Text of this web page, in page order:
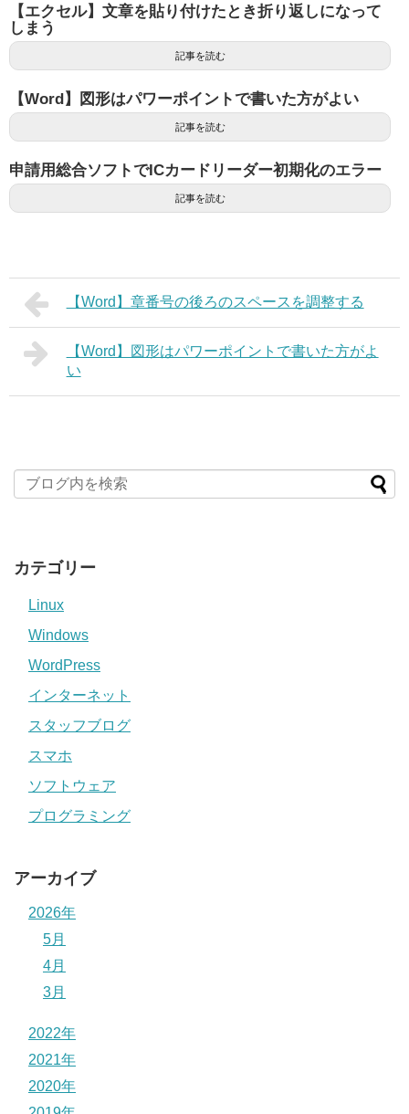
【エクセル】文章を貼り付けたとき折り返しになって
しまう
記事を読む
【Word】図形はパワーポイントで書いた方がよい
記事を読む
申請用総合ソフトでICカードリーダー初期化のエラー
記事を読む
【Word】章番号の後ろのスペースを調整する
【Word】図形はパワーポイントで書いた方がよ
い
カテゴリー
Linux
Windows
WordPress
インターネット
スタッフブログ
スマホ
ソフトウェア
プログラミング
アーカイブ
2026年
5月
4月
3月
2022年
2021年
2020年